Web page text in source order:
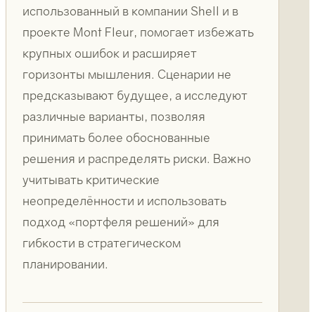
использованный в компании Shell и в
проекте Mont Fleur, помогает избежать
крупных ошибок и расширяет
горизонты мышления. Сценарии не
предсказывают будущее, а исследуют
различные варианты, позволяя
принимать более обоснованные
решения и распределять риски. Важно
учитывать критические
неопределённости и использовать
подход «портфеля решений» для
гибкости в стратегическом
планировании.